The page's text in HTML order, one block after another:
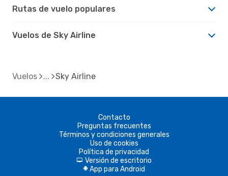
Rutas de vuelo populares
Vuelos de Sky Airline
Vuelos Sky Airline
Contacto
Preguntas frecuentes
Términos y condiciones generales
Uso de cookies
Política de privacidad
d Versión de escritorio
A App para Android